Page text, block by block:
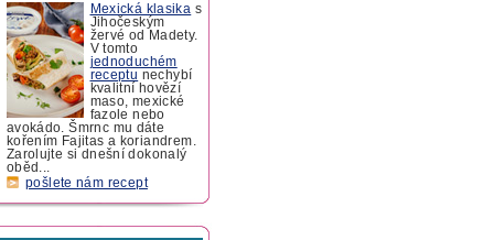
Mexická klasika s
Jihočeským
žervé od Madety.
V tomto
jednoduchém
receptu nechybí
kvalitní hovězí
maso, mexické
fazole nebo
avokádo. Šmrnc mu dáte
kořením Fajitas a koriandrem.
Zarolujte si dnešní dokonalý
oběd...
pošlete nám recept